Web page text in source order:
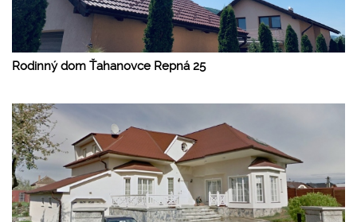
Rodinný dom Ťahanovce Repná 25